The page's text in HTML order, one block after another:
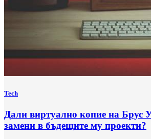
Tech
Дали виртуално копие на Брус
замени в бъдещите му проекти?